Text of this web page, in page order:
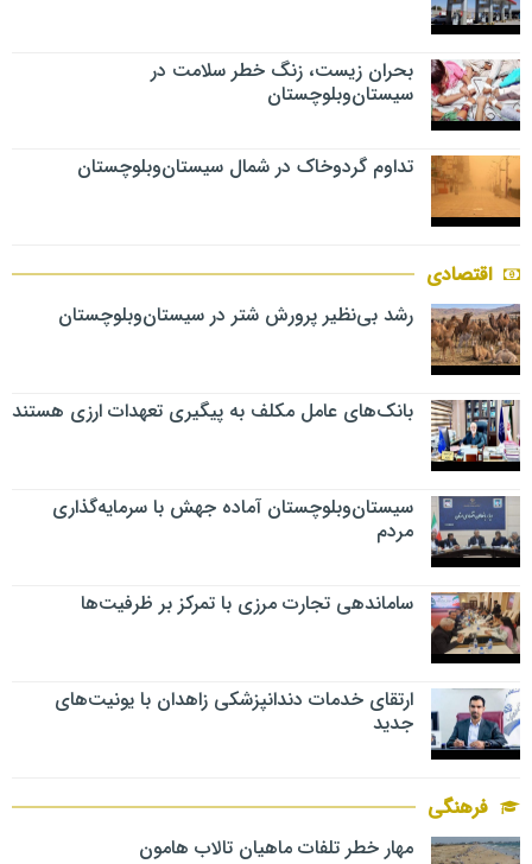
بحران زیست، زنگ خطر سلامت در
سیستان‌وبلوچستان
تداوم گردوخاک در شمال سیستان‌وبلوچستان
اقتصادی
رشد بی‌نظیر پرورش شتر در سیستان‌وبلوچستان
بانک‌های عامل مکلف به پیگیری تعهدات ارزی هستند
سیستان‌وبلوچستان آماده جهش با سرمایه‌گذاری
مردم
ساماندهی تجارت مرزی با تمرکز بر ظرفیت‌ها
ارتقای خدمات دندانپزشکی زاهدان با یونیت‌های
جدید
فرهنگی
مهار خطر تلفات ماهیان تالاب‌ هامون